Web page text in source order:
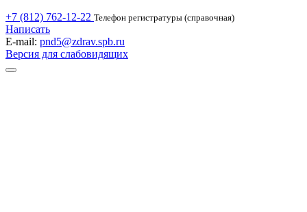
+7 (812) 762-12-22 Телефон регистратуры (справочная)
Написать
E-mail: pnd5@zdrav.spb.ru
Версия для слабовидящих